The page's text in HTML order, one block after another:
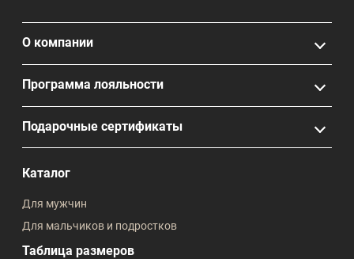
О компании
Программа лояльности
Подарочные сертификаты
Каталог
Для мужчин
Для мальчиков и подростков
Таблица размеров